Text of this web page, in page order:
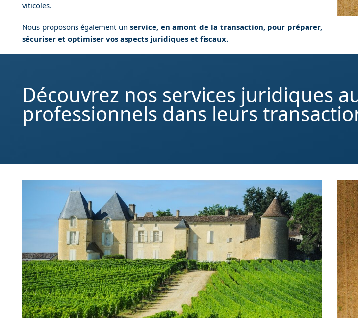
viticoles.
Nous proposons également un service, en amont de la transaction, pour préparer,
sécuriser et optimiser vos aspects juridiques et fiscaux.
Découvrez nos services juridiques
professionnels dans leurs